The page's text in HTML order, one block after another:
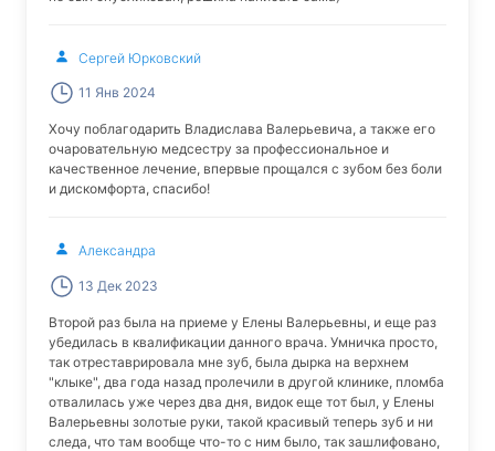
Сергей Юрковский
11 Янв 2024
Хочу поблагодарить Владислава Валерьевича, а также его
очаровательную медсестру за профессиональное и
качественное лечение, впервые прощался с зубом без боли
и дискомфорта, спасибо!
Александра
13 Дек 2023
Второй раз была на приеме у Елены Валерьевны, и еще раз
убедилась в квалификации данного врача. Умничка просто,
так отреставрировала мне зуб, была дырка на верхнем
"клыке", два года назад пролечили в другой клинике, пломба
отвалилась уже через два дня, видок еще тот был, у Елены
Валерьевны золотые руки, такой красивый теперь зуб и ни
следа, что там вообще что-то с ним было, так зашлифовано,